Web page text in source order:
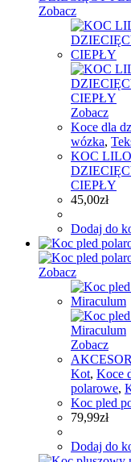
Zobacz
Zobacz
Koce dla
wózka,
KOC
CIEPŁY
45,00zł
Dodaj do
Zobacz
Zobacz
Kot, Koce
polarowe,
Koc pled
79,99zł
Dodaj do